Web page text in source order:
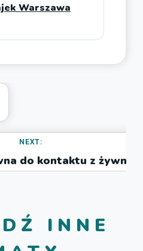
Warszawa
NEXT:
do kontaktu z
INNE